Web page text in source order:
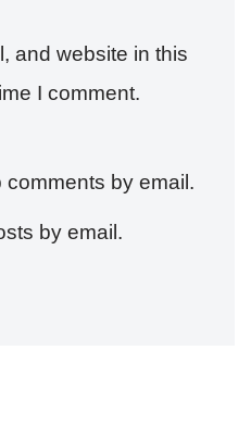
and website in this
I comment.
comments by email.
by email.